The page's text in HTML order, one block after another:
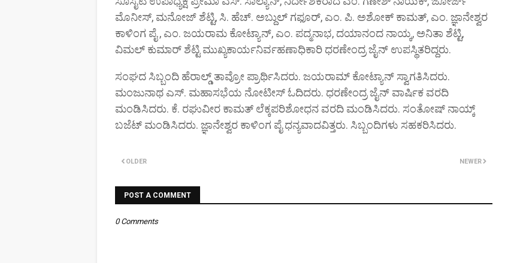
ಮೊನೀಸ್, ಮನೋಜ್ ಶೆಟ್ಟಿ, ಸಿ. ಹೆಚ್. ಅಬ್ದುಲ್ ಗಫೂರ್, ಎಂ. ಪಿ. ಅಶೋಕ್ ಕಾಮತ್, ಎಂ. ಜ್ಞಾನೇಶ್ವರ
ಕಾಳಿಂಗ ಪೈ , ಎಂ. ಜಯರಾಮ ಕೋಟ್ಯಾನ್, ಎಂ. ಪದ್ಮನಾಭ, ದಯಾನಂದ ನಾಯ್ಕ, ಅನಿತಾ ಶೆಟ್ಟಿ,
ವಿಮಲ್ ಕುಮಾರ್ ಶೆಟ್ಟಿ ಮುಖ್ಯಕಾರ್ಯನಿರ್ವಹಣಾಧಿಕಾರಿ ಧರಣೇಂದ್ರ ಜೈನ್ ಉಪಸ್ಥಿತರಿದ್ದರು.
ಸಂಘದ ಸಿಬ್ಬಂದಿ ಹೆರಾಲ್ಡ್ ತಾವ್ರೋ ಪ್ರಾರ್ಥಿಸಿದರು. ಜಯರಾಮ್ ಕೋಟ್ಯಾನ್ ಸ್ವಾಗತಿಸಿದರು.
ಮಂಜುನಾಥ ಎಸ್. ಮಹಾಸಭೆಯ ನೋಟೀಸ್ ಓದಿದರು. ಧರಣೇಂದ್ರ ಜೈನ್ ವಾರ್ಷಿಕ ವರದಿ
ಮಂಡಿಸಿದರು. ಕೆ. ರಘುವೀರ ಕಾಮತ್ ಲೆಕ್ಕಪರಿಶೋಧನ ವರದಿ ಮಂಡಿಸಿದರು. ಸಂತೋಷ್ ನಾಯ್ಕ್
ಬಜೆಟ್ ಮಂಡಿಸಿದರು. ಜ್ಞಾನೇಶ್ವರ ಕಾಳಿಂಗ ಪೈ ಧನ್ಯವಾದವಿತ್ತರು. ಸಿಬ್ಬಂದಿಗಳು ಸಹಕರಿಸಿದರು.
NEWER
OLDER
POST A COMMENT
0 Comments